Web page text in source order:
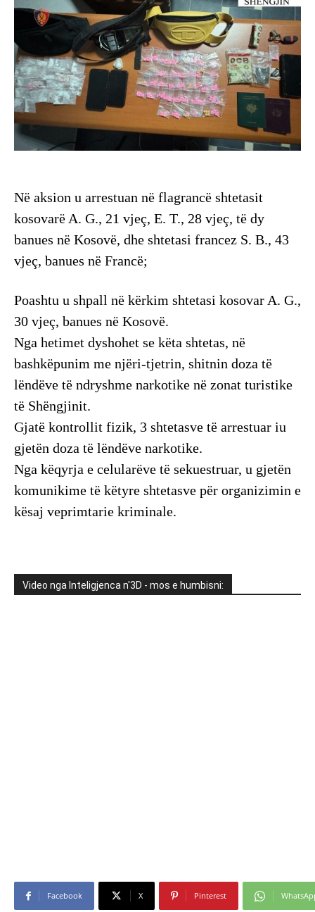
Në aksion u arrestuan në flagrancë shtetasit
kosovarë A. G., 21 vjeç, E. T., 28 vjeç, të dy
banues në Kosovë, dhe shtetasi francez S. B., 43
vjeç, banues në Francë;
Poashtu u shpall në kërkim shtetasi kosovar A. G.,
30 vjeç, banues në Kosovë.
Nga hetimet dyshohet se këta shtetas, në
bashkëpunim me njëri-tjetrin, shitnin doza të
lëndëve të ndryshme narkotike në zonat turistike
të Shëngjinit.
Gjatë kontrollit fizik, 3 shtetasve të arrestuar iu
gjetën doza të lëndëve narkotike.
Nga këqyrja e celularëve të sekuestruar, u gjetën
komunikime të këtyre shtetasve për organizimin e
kësaj veprimtarie kriminale.
Video nga Inteligjenca n'3D - mos e humbisni:
Facebook X Pinterest